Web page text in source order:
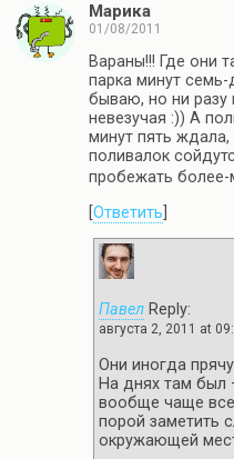
Марика
01/08/2011
Вараны!!! Где они
парка минут
бываю, но ни разу
невезучая :)) А
минут пять ждала,
поливалок
пробежать более-
Ответить
Павел Reply:
августа 2, 2011 at
Они иногда
На днях там был
вообще чаще
порой заметить
окружающей